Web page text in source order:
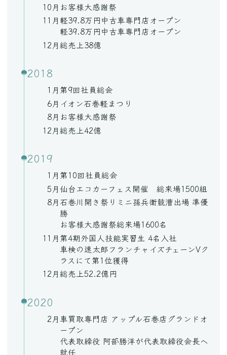
10月 お客様大感謝祭
11月軽39.8万円中古車専門店オープン
軽39.8万円中古車専門店オープン
12月総売上38億
2018
1月 第9回社員総会
6月 イオン石巻軽まつり
8月 お客様大感謝祭
12月総売上42億
2019
1月 第10回社員総会
5月仙台エコカーフェス開催 総来場1500組
8月 石巻川開き祭りミニ孫兵衛競漕出場 準優
勝
お客様大感謝祭総来場1600名
11月 第4期外国人技能実習生 4名入社
車検の速太郎フランチャイズチェーンVク
ラスにて第1位獲得
12月総売上52.2億円
2020
2月 車買取専門店 アップル石巻店グランドオ
ープン
代表取締役 阿部勝洋が代表取締役会長へ
就任